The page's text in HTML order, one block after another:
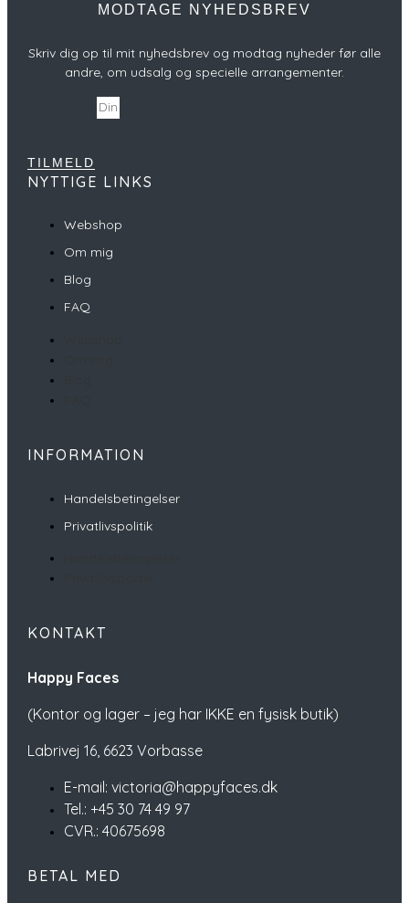
MODTAGE NYHEDSBREV
Skriv dig op til mit nyhedsbrev og modtag nyheder før alle
andre, om udsalg og specielle arrangementer.
TILMELD
NYTTIGE LINKS
Webshop
Om mig
Blog
FAQ
INFORMATION
Handelsbetingelser
Privatlivspolitik
KONTAKT
Happy Faces
(Kontor og lager – jeg har IKKE en fysisk butik)
Labrivej 16, 6623 Vorbasse
E-mail: victoria@happyfaces.dk
Tel.: +45 30 74 49 97
CVR.: 40675698
BETAL MED